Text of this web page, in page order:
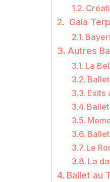
Gala
Autres
La
Exits
Le
La
Ballet au